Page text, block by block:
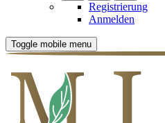
Registrierung
Anmelden
Toggle mobile menu